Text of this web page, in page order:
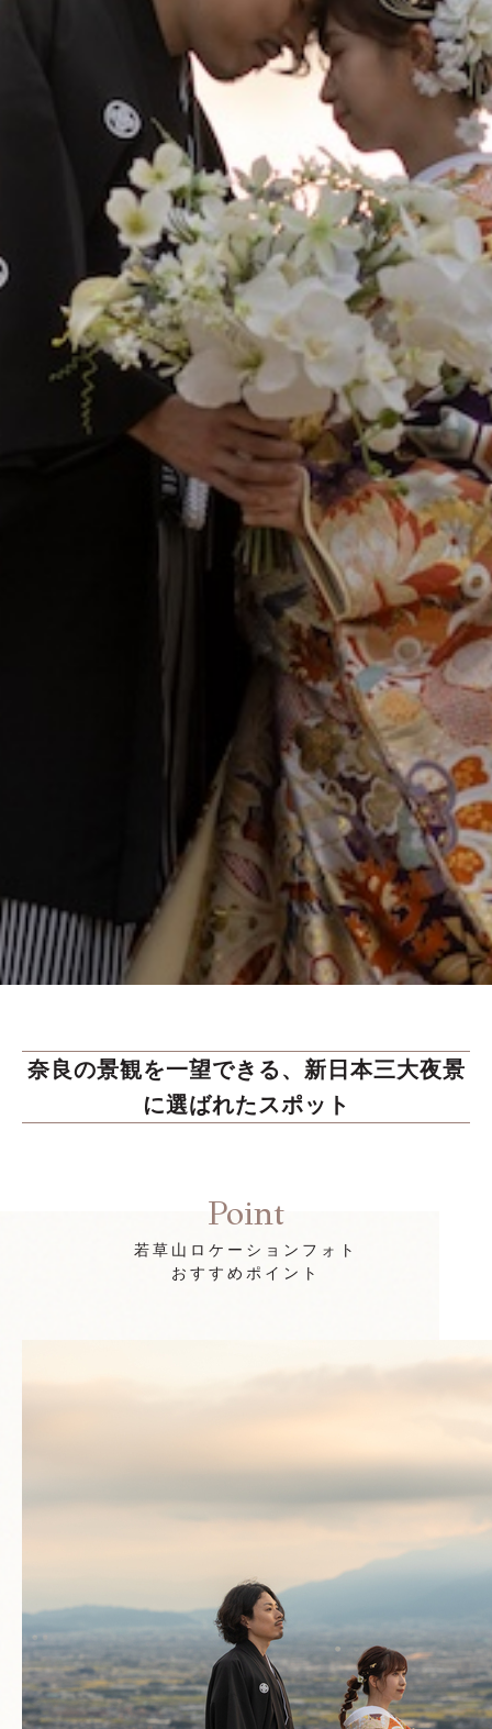
奈良の景観を一望できる、新日本三大夜景
に選ばれたスポット
Point
若草山ロケーションフォト
おすすめポイント